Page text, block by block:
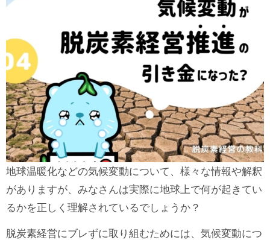
地球温暖化などの気候変動について、様々な情報や解釈
がありますが、みなさんは実際に地球上で何が起きてい
るかを正しく理解されているでしょうか？
脱炭素経営にブレずに取り組むためには、気候変動につ